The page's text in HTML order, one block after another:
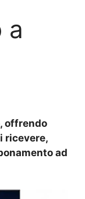
a
offrendo
ricevere,
ad